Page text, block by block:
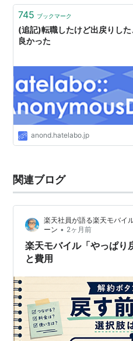
745 ブックマーク
(追記)転職したけど出戻りし
良かった
anond.hatelabo.jp
関連ブログ
楽天社員が語る楽天モバイ
ーン • 2ヶ月前
楽天モバイル「やっぱり
と費用